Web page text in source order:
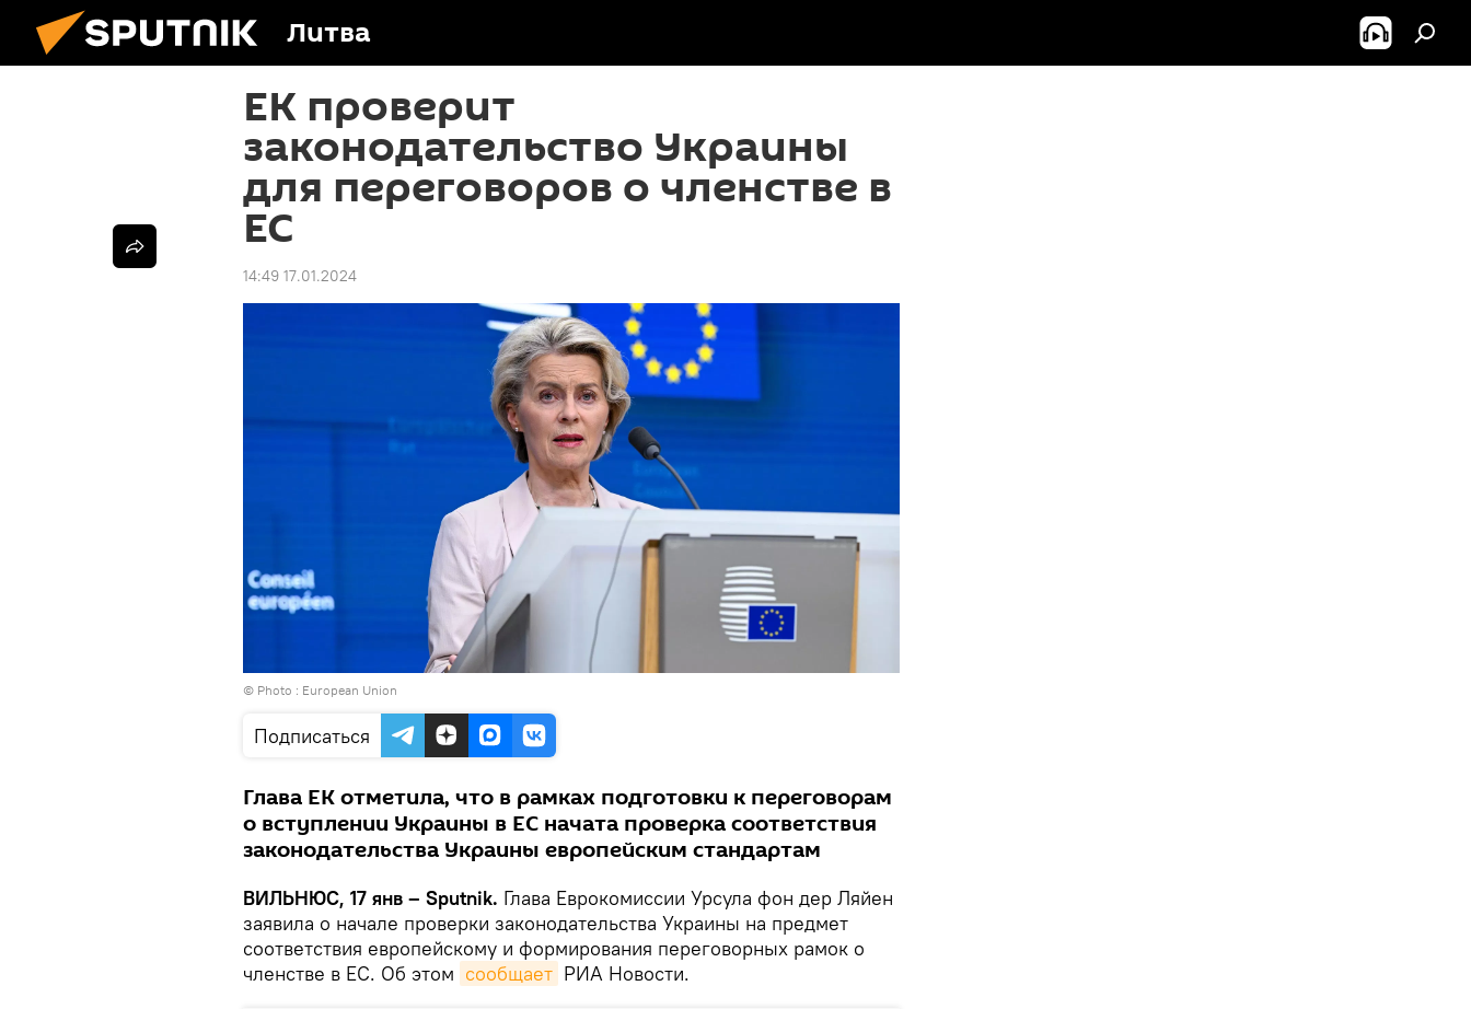
Литва
ЕК проверит
законодательство Украины
для переговоров о членстве в
ЕС
14:49 17.01.2024
© Photo : European Union
Подписаться
Глава ЕК отметила, что в рамках подготовки к переговорам
о вступлении Украины в ЕС начата проверка соответствия
законодательства Украины европейским стандартам
ВИЛЬНЮС, 17 янв – Sputnik. Глава Еврокомиссии Урсула фон дер Ляйен
заявила о начале проверки законодательства Украины на предмет
соответствия европейскому и формирования переговорных рамок о
членстве в ЕС. Об этом сообщает РИА Новости.